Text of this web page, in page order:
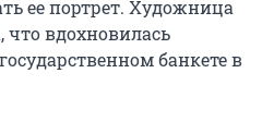
ее портрет. Художница
что вдохновилась
банкете в